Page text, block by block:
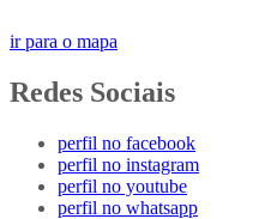
ir para o mapa
Redes Sociais
perfil no facebook
perfil no instagram
perfil no youtube
perfil no whatsapp